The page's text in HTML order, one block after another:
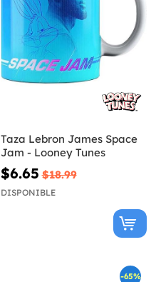
Taza Lebron James Space
Jam - Looney Tunes
$6.65 $18.99
DISPONIBLE
-65%